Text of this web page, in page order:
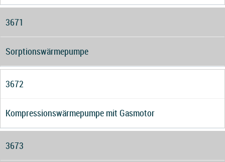
3671
Sorptionswärmepumpe
3672
Kompressionswärmepumpe mit Gasmotor
3673